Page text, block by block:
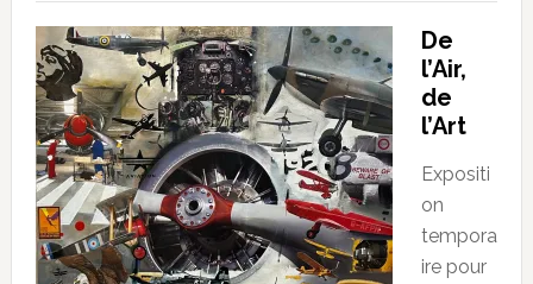
De
l’Air,
de
l’Art
Expositi
on
tempora
ire pour